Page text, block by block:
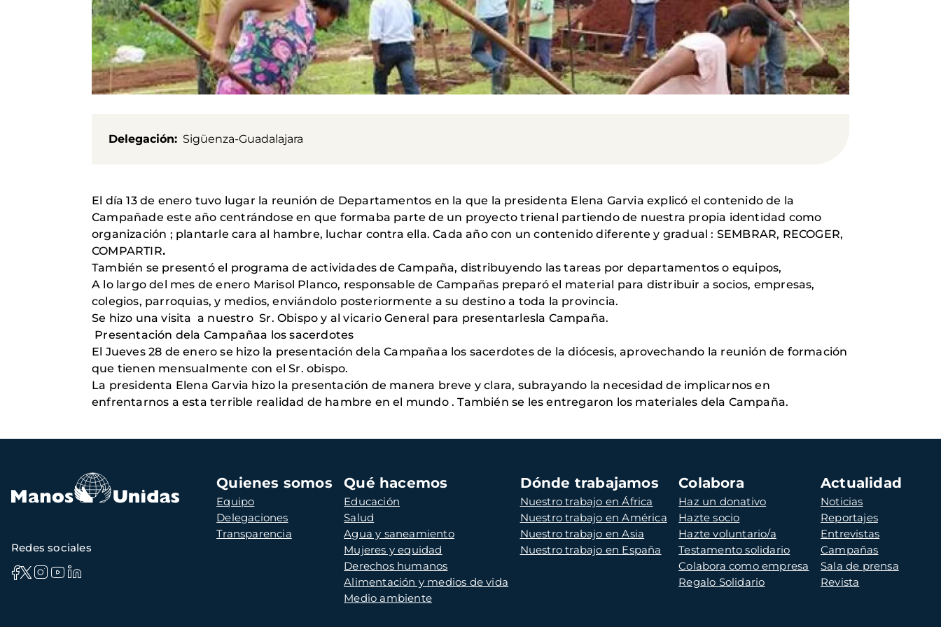
Delegación Sigüenza-Guadalajara
El día 13 de enero tuvo lugar la reunión de Departamentos en la que la presidenta Elena Garvia explicó el contenido de la
Campañade este año centrándose en que formaba parte de un proyecto trienal partiendo de nuestra propia identidad como
organización ; plantarle cara al hambre, luchar contra ella. Cada año con un contenido diferente y gradual : SEMBRAR, RECOGER,
COMPARTIR.
También se presentó el programa de actividades de Campaña, distribuyendo las tareas por departamentos o equipos,
A lo largo del mes de enero Marisol Planco, responsable de Campañas preparó el material para distribuir a socios, empresas,
colegios, parroquias, y medios, enviándolo posteriormente a su destino a toda la provincia.
Se hizo una visita a nuestro Sr. Obispo y al vicario General para presentarlesla Campaña.
Presentación dela Campañaa los sacerdotes
El Jueves 28 de enero se hizo la presentación dela Campañaa los sacerdotes de la diócesis, aprovechando la reunión de formación
que tienen mensualmente con el Sr. obispo.
La presidenta Elena Garvia hizo la presentación de manera breve y clara, subrayando la necesidad de implicarnos en
enfrentarnos a esta terrible realidad de hambre en el mundo . También se les entregaron los materiales dela Campaña.
Navegación
principal
Quienes somos
Equipo
Delegaciones
Transparencia
Qué hacemos
Educación
Salud
Agua y saneamiento
Mujeres y equidad
Derechos humanos
Alimentación y medios de vida
Medio ambiente
Dónde trabajamos
Nuestro trabajo en África
Nuestro trabajo en América
Nuestro trabajo en Asia
Nuestro trabajo en España
Colabora
Haz un donativo
Hazte socio
Hazte voluntario/a
Testamento solidario
Colabora como empresa
Regalo Solidario
Actualidad
Noticias
Reportajes
Entrevistas
Campañas
Sala de prensa
Revista
Redes sociales